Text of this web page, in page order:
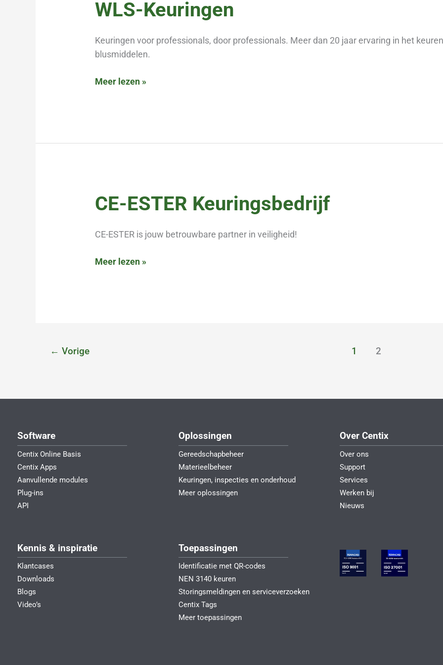
WLS-Keuringen
Keuringen voor professionals, door professionals. Meer dan 20 jaar ervaring in het
blusmiddelen.
WLS-
Keuringen
Meer lezen »
CE-ESTER Keuringsbedrijf
CE-ESTER is jouw betrouwbare partner in veiligheid!
CE-
ESTER
Meer lezen »
← Vorige 1 2
Software
Centix Online Basis
Centix Apps
Aanvullende modules
Plug-ins
API
Oplossingen
Gereedschapbeheer
Materieelbeheer
Keuringen, inspecties en onderhoud
Meer oplossingen
Over Centix
Over ons
Support
Services
Werken bij
Nieuws
Kennis & inspiratie
Klantcases
Downloads
Blogs
Video’s
Toepassingen
Identificatie met QR-codes
NEN 3140 keuren
Storingsmeldingen en serviceverzoeken
Centix Tags
Meer toepassingen